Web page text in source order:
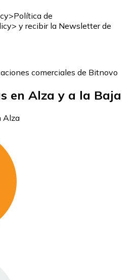
de
y recibir la Newsletter de
comerciales de Bitnovo
en Alza y a la Baja
Alza